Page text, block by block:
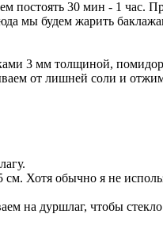
30 мин - 1 час.
мы будем жарить
3 мм толщиной,
от лишней соли и
Хотя обычно я не
на дуршлаг, чтобы